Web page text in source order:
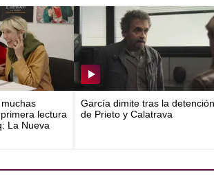
lectura
La Nueva
García dimite tras la detención
de Prieto y Calatrava